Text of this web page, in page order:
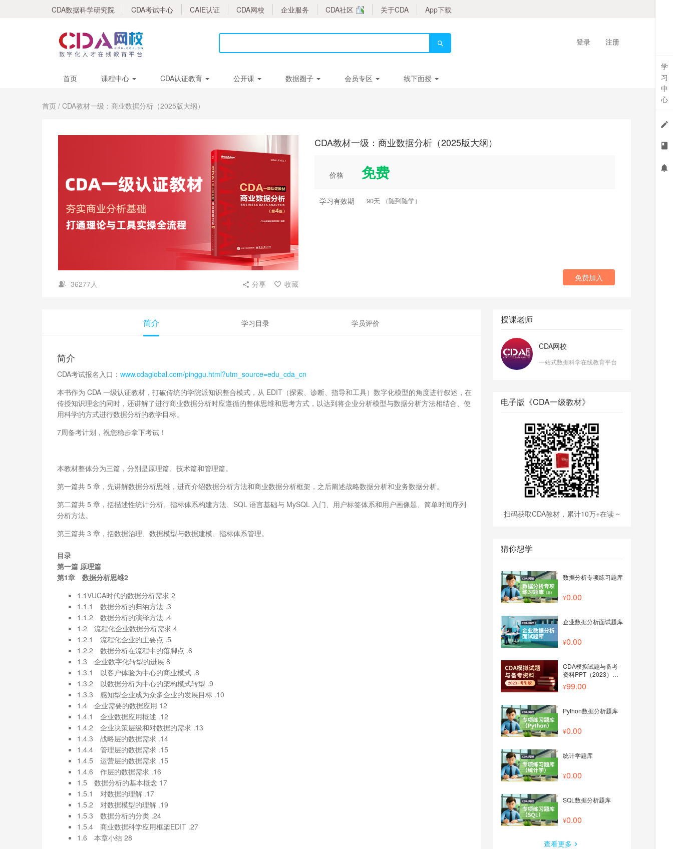
CDA数据科学研究院 CDA考试中心 CAIE认证 CDA网校 企业服务 CDA社区 关于CDA App下载
登录 注册
首页 课程中心 CDA认证教育 公开课 数据圈子 会员专区 线下面授
首页 / CDA教材一级：商业数据分析（2025版大纲）
36277人 分享 收藏
CDA教材一级：商业数据分析（2025版大纲）
价格 免费
学习有效期 90天 （随到随学）
免费加入
简介 学习目录 学员评价
简介
CDA考试报名入口： www.cdaglobal.com/pinggu.html?utm_source=edu_cda_cn
本书作为 CDA 一级认证教材，打破传统的学院派知识整合模式，从 EDIT（探索、诊断、指导和工具）数字化模型的角度进行叙述，在
传授知识理念的同时，还讲解了进行商业数据分析时应遵循的整体思维和思考方式，以达到将企业分析模型与数据分析方法相结合、使
用科学的方式进行数据分析的教学目标。
7周备考计划，祝您稳步拿下考试！
本教材整体分为三篇，分别是原理篇、技术篇和管理篇。
第一篇共 5 章，先讲解数据分析思维，进而介绍数据分析方法和商业数据分析框架，之后阐述战略数据分析和业务数据分析。
第二篇共 5 章，括描述性统计分析、指标体系构建方法、SQL 语言基础与 MySQL 入门、用户标签体系和用户画像题、简单时间序列
分析方法。
第三篇共 3 章，括数据治理、数据模型与数据建模、指标体系管理。
目录
第一篇 原理篇
第1章 数据分析思维2
1.1VUCA时代的数据分析需求 2
1.1.1 数据分析的归纳方法 .3
1.1.2 数据分析的演绎方法 .4
1.2 流程化企业数据分析需求 4
1.2.1 流程化企业的主要点 .5
1.2.2 数据分析在流程中的落脚点 .6
1.3 企业数字化转型的进展 8
1.3.1 以客户体验为中心的商业模式 .8
1.3.2 以数据分析为中心的架构模式转型 .9
1.3.3 感知型企业成为众多企业的发展目标 .10
1.4 企业需要的数据应用 12
1.4.1 企业数据应用概述 .12
1.4.2 企业决策层级和对数据的需求 .13
1.4.3 战略层的数据需求 .14
1.4.4 管理层的数据需求 .15
1.4.5 运营层的数据需求 .15
1.4.6 作层的数据需求 .16
1.5 数据分析的基本概念 17
1.5.1 对数据的理解 .17
1.5.2 对数据模型的理解 .19
1.5.3 数据分析的分类 .24
1.5.4 商业数据科学应用框架EDIT .27
1.6 本章小结 28
授课老师
CDA网校
一站式数据科学在线教育平台
电子版《CDA一级教材》
扫码获取CDA教材，累计10万+在读 ~
猜你想学
数据分析专项练习题库
0.00
企业数据分析面试题库
0.00
CDA模拟试题与备考
资料PPT（2023）
——考生版
99.00
Python数据分析题库
0.00
统计学题库
0.00
SQL数据分析题库
0.00
查看更多
学
习
中
心